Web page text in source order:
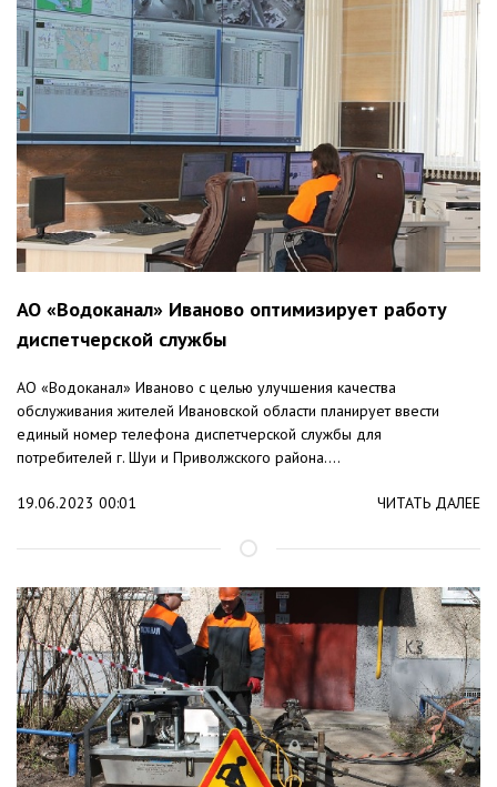
АО «Водоканал» Иваново оптимизирует работу
диспетчерской службы
АО «Водоканал» Иваново с целью улучшения качества
обслуживания жителей Ивановской области планирует ввести
единый номер телефона диспетчерской службы для
потребителей г. Шуи и Приволжского района....
19.06.2023 00:01 ЧИТАТЬ ДАЛЕЕ